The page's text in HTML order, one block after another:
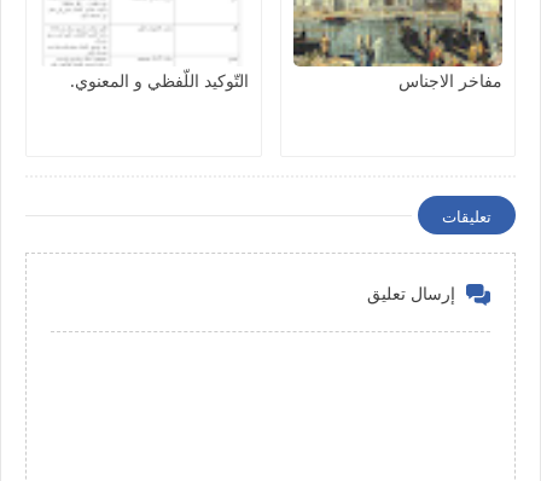
مفاخر الاجناس التّوكيد اللّفظي و المعنوي.
تعليقات
إرسال تعليق